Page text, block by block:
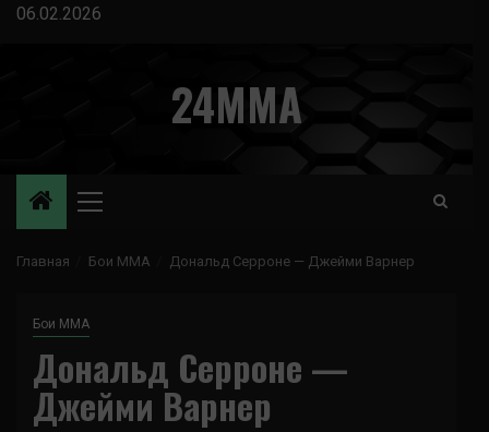
Перейти
06.02.2026
24MMA
Основное
Главная Бои ММА Дональд Серроне — Джейми Варнер
Бои ММА
Дональд Серроне —
Джейми Варнер